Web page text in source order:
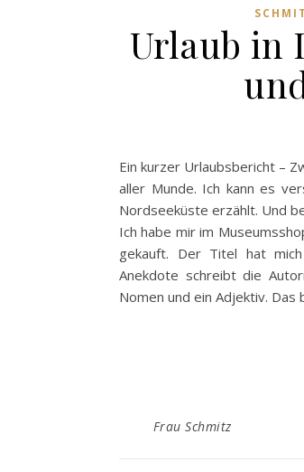
Urlaub in
Ein kurzer Urlaubsbericht –
aller Munde. Ich kann es
Nordseeküste erzählt. Und
Ich habe mir im
gekauft. Der Titel hat
Anekdote schreibt die
Nomen und ein Adjektiv.
Frau Schmitz